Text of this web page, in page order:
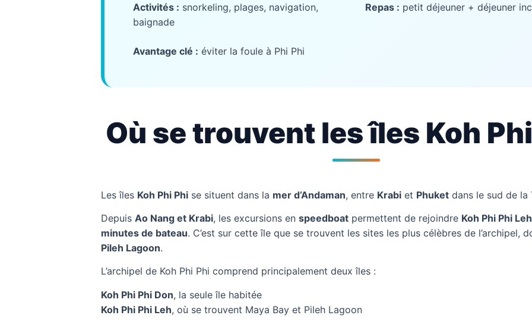
Activités : snorkeling, plages, navigation,
baignade
Repas : petit déjeuner + déjeuner
Avantage clé : éviter la foule à Phi Phi
Où se trouvent les îles Koh
Les îles Koh Phi Phi se situent dans la mer d’Andaman, entre Krabi et Phuket dans le sud de la
Depuis Ao Nang et Krabi, les excursions en speedboat permettent de rejoindre Koh Phi Phi Leh
minutes de bateau. C’est sur cette île que se trouvent les sites les plus célèbres de l’archipel,
Pileh Lagoon.
L’archipel de Koh Phi Phi comprend principalement deux îles :
Koh Phi Phi Don, la seule île habitée
Koh Phi Phi Leh, où se trouvent Maya Bay et Pileh Lagoon